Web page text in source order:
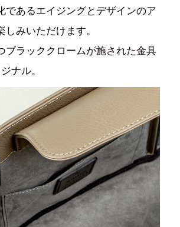
であるエイジングとデザインのア
しみいただけます。
ブラッククロームが施された金具
ナル。